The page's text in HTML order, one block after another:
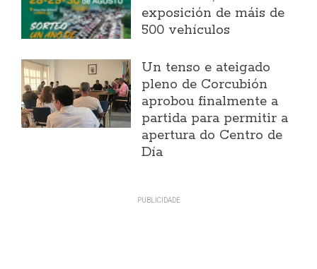
exposición de máis de
500 vehículos
Un tenso e ateigado
pleno de Corcubión
aprobou finalmente a
partida para permitir a
apertura do Centro de
Día